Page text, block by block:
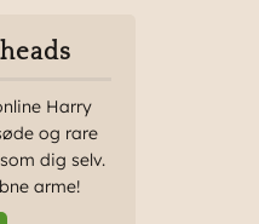
Harry
og rare
dig selv.
arme!